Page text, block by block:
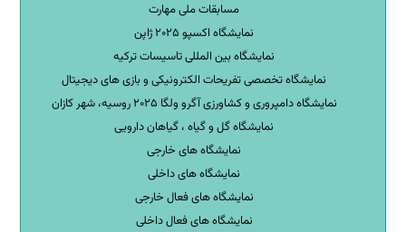
مسابقات ملی مهارت
نمایشگاه اکسپو ۲۰۲۵ ژاپن
نمایشگاه بین المللی تاسیسات ترکیه
نمایشگاه تخصصی تفریحات الکترونیکی و بازی های دیجیتال
نمایشگاه دامپروری و کشاورزی آگرو ولگا ۲۰۲۵ روسیه، شهر کازان
نمایشگاه گل و گیاه ، گیاهان دارویی
نمایشگاه های خارجی
نمایشگاه های داخلی
نمایشگاه های فعال خارجی
نمایشگاه های فعال داخلی